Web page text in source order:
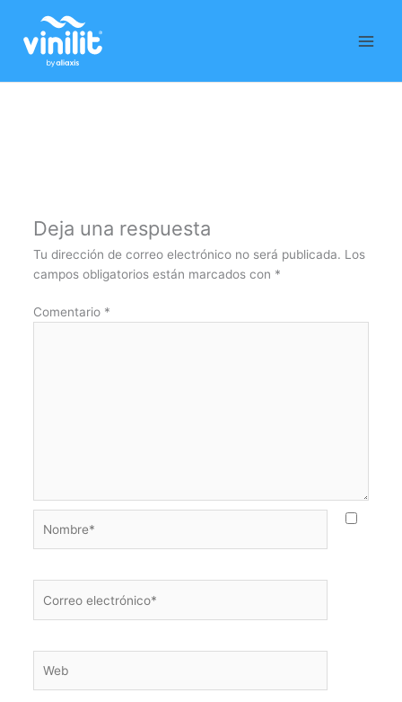
contenido
Deja una respuesta
Tu dirección de correo electrónico no será publicada. Los
campos obligatorios están marcados con *
Comentario *
electrónico*